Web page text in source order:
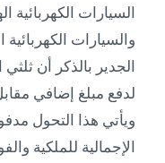
السيارات الكهربائية
والسيارات
الجدير بالذكر أن
لدفع مبلغ إضافي
ويأتي هذا التحول
الإجمالية للملكية